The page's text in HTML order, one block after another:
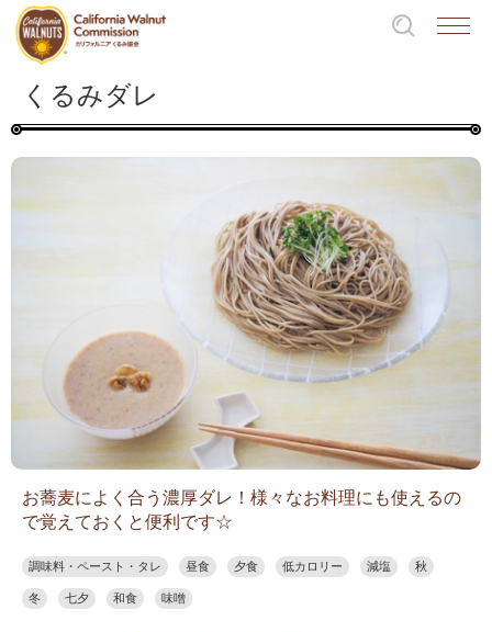
くるみダレ
お蕎麦によく合う濃厚ダレ！様々なお料理にも使えるの
で覚えておくと便利です☆
調味料・ペースト・タレ 昼食 夕食 低カロリー 減塩 秋
冬 七夕 和食 味噌